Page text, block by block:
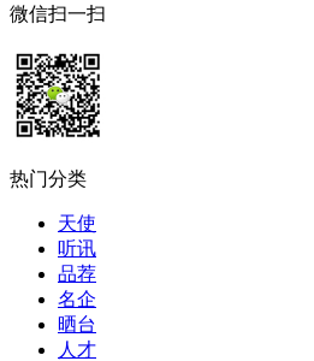
微信扫一扫
热门分类
天使
听讯
品荐
名企
晒台
人才